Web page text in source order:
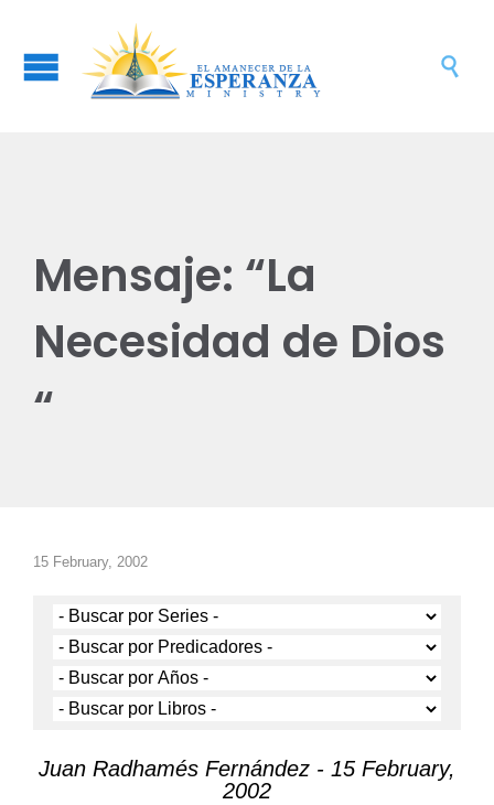

Mensaje: “La
Necesidad de Dios
“
15 February, 2002
Juan Radhamés Fernández - 15 February,
2002